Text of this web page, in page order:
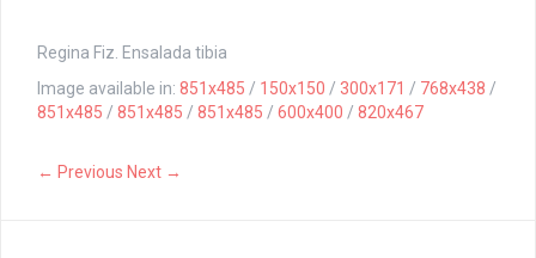
Regina Fiz. Ensalada tibia
Image available in: 851x485 / 150x150 / 300x171 / 768x438 /
851x485 / 851x485 / 851x485 / 600x400 / 820x467
← Previous Next →